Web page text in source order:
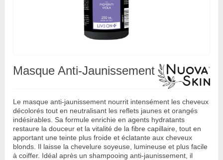
Masque Anti-Jaunissement
Le masque anti-jaunissement nourrit intensément les cheveux
décolorés tout en neutralisant les reflets jaunes et orangés
indésirables. Sa formule enrichie en agents hydratants
restaure la douceur et la vitalité de la fibre capillaire, tout en
apportant une teinte plus froide et éclatante aux cheveux
blonds. Il laisse la chevelure soyeuse, lumineuse et plus facile
à coiffer. Idéal après un shampooing anti-jaunissement, il